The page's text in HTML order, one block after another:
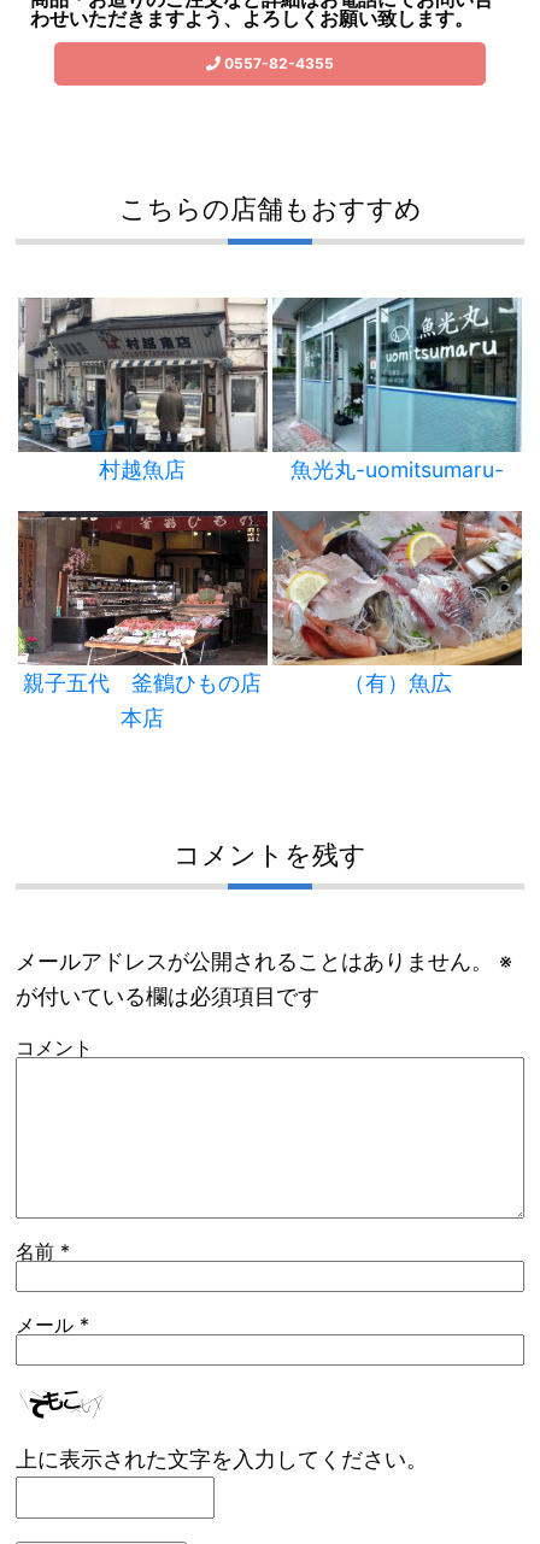
わせいただきますよう、よろしくお願い致します。
0557-82-4355
こちらの店舗もおすすめ
村越魚店 魚光丸-uomitsumaru-
親子五代 釜鶴ひもの店
本店
（有）魚広
コメントを残す
メールアドレスが公開されることはありません。
※
が付いている欄は必須項目です
コメント
名前 *
メール *
上に表示された文字を入力してください。